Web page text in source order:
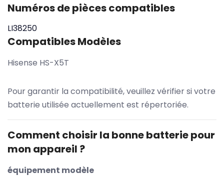
Numéros de pièces compatibles
LI38250
Compatibles Modèles
Hisense HS-X5T
Pour garantir la compatibilité, veuillez vérifier si votre
batterie utilisée actuellement est répertoriée.
Comment choisir la bonne batterie pour
mon appareil ?
équipement modèle